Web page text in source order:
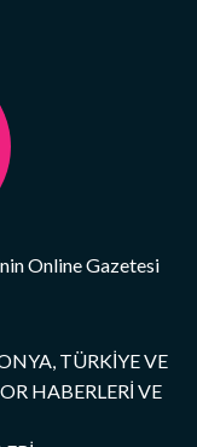
Online Gazetesi
TÜRKİYE VE
HABERLERİ VE